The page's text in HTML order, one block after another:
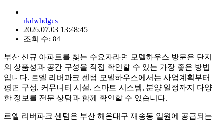
rkdwhdgus
2026.07.03 13:48:45
조회 수: 84
부산 신규 아파트를 찾는 수요자라면 모델하우스 방문은 단지
의 상품성과 공간 구성을 직접 확인할 수 있는 가장 좋은 방법
입니다. 르엘 리버파크 센텀 모델하우스에서는 사업계획부터
평면 구성, 커뮤니티 시설, 스마트 시스템, 분양 일정까지 다양
한 정보를 전문 상담과 함께 확인할 수 있습니다.
르엘 리버파크 센텀은 부산 해운대구 재송동 일원에 공급되는